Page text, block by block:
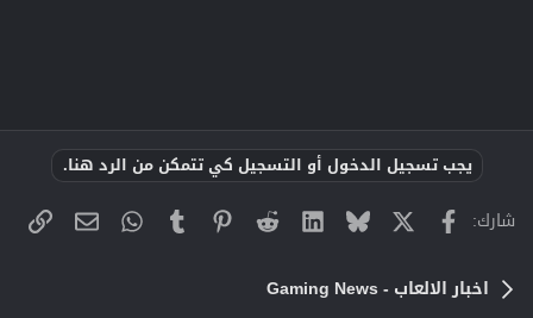
يجب تسجيل الدخول أو التسجيل كي تتمكن من الرد هنا.
شارك: فيسبوك Bluesky
LinkedIn
Reddit
Pinterest
Tumblr
WhatsApp
البريد
اخبار الالعاب - Gaming News